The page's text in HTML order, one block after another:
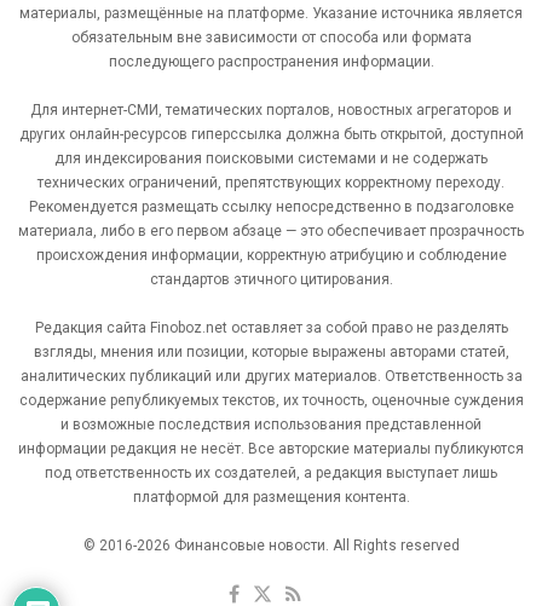
материалы, размещённые на платформе. Указание источника является
обязательным вне зависимости от способа или формата
последующего распространения информации.
Для интернет-СМИ, тематических порталов, новостных агрегаторов и
других онлайн-ресурсов гиперссылка должна быть открытой, доступной
для индексирования поисковыми системами и не содержать
технических ограничений, препятствующих корректному переходу.
Рекомендуется размещать ссылку непосредственно в подзаголовке
материала, либо в его первом абзаце — это обеспечивает прозрачность
происхождения информации, корректную атрибуцию и соблюдение
стандартов этичного цитирования.
Редакция сайта Finoboz.net оставляет за собой право не разделять
взгляды, мнения или позиции, которые выражены авторами статей,
аналитических публикаций или других материалов. Ответственность за
содержание републикуемых текстов, их точность, оценочные суждения
и возможные последствия использования представленной
информации редакция не несёт. Все авторские материалы публикуются
под ответственность их создателей, а редакция выступает лишь
платформой для размещения контента.
© 2016-2026 Финансовые новости. All Rights reserved